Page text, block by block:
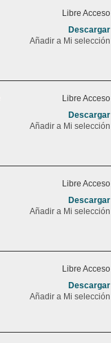
Libre Acceso
Descargar
Añadir a Mi selección
Libre Acceso
Descargar
Añadir a Mi selección
Libre Acceso
Descargar
Añadir a Mi selección
Libre Acceso
Descargar
Añadir a Mi selección